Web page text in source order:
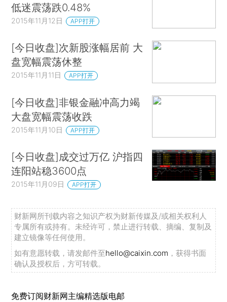
低迷震荡跌0.48%
2015年11月12日 APP打开
[今日收盘]次新股涨幅居前 大
盘宽幅震荡休整
2015年11月11日 APP打开
[今日收盘]非银金融冲高力竭
大盘宽幅震荡收跌
2015年11月10日 APP打开
[今日收盘]成交过万亿 沪指四
连阳站稳3600点
2015年11月09日 APP打开
财新网所刊载内容之知识产权为财新传媒及/或相关权利人
专属所有或持有。未经许可，禁止进行转载、摘编、复制及
建立镜像等任何使用。
如有意愿转载，请发邮件至hello@caixin.com ，获得书面
确认及授权后，方可转载。
免费订阅财新网主编精选版电邮